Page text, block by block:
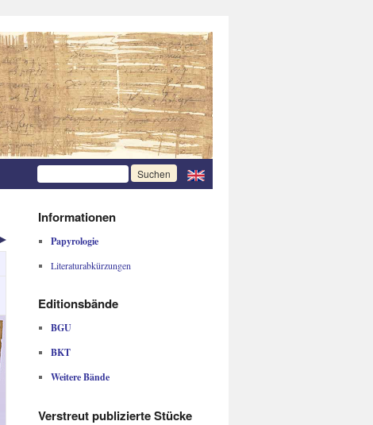
Informationen
Papyrologie
Literaturabkürzungen
Editionsbände
BGU
BKT
Weitere Bände
Verstreut publizierte Stücke